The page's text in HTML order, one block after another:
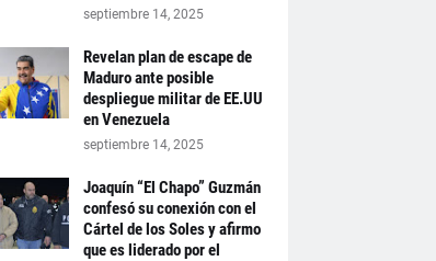
septiembre 14, 2025
Revelan plan de escape de
Maduro ante posible
despliegue militar de EE.UU
en Venezuela
septiembre 14, 2025
Joaquín “El Chapo” Guzmán
confesó su conexión con el
Cártel de los Soles y afirmo
que es liderado por el